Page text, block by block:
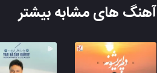
آهنگ های مشابه بیشتر